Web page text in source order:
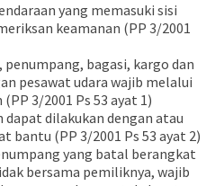
yang memasuki sisi
keamanan (PP 3/2001
bagasi, kargo dan
pesawat udara wajib melalui
3/2001 Ps 53 ayat 1)
dapat dilakukan dengan atau
bantu (PP 3/2001 Ps 53 ayat 2)
yang batal berangkat
bersama pemiliknya, wajib